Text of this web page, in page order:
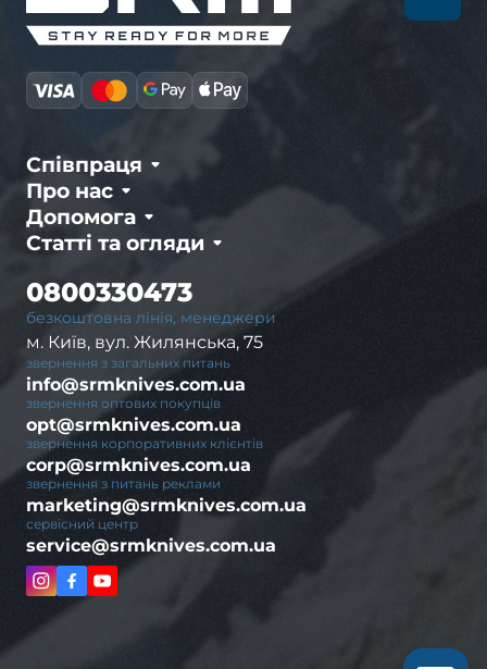
Про нас
Співпраця
Статті та огляди
Допомога
безкоштовна лінія, менеджери
0800330473
м. Київ, вул. Жилянська, 75
звернення з загальних питань
info@srmknives.com.ua
звернення оптових покупців
opt@srmknives.com.ua
звернення корпоративних клієнтів
corp@srmknives.com.ua
звернення з питань реклами
marketing@srmknives.com.ua
сервісний центр
service@srmknives.com.ua